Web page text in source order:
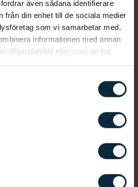
även sådana identifierare
från din enhet till de sociala medier
som vi samarbetar med.
informationen med annan
tillhandahållit eller som de har